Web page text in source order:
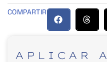
APLICAR A
COMPARTIR